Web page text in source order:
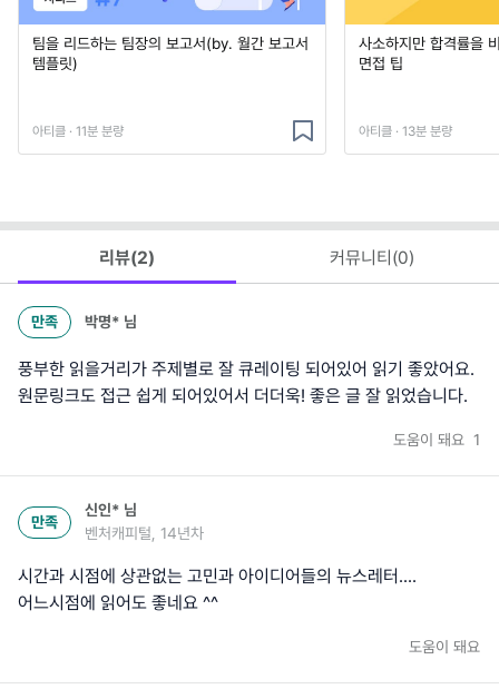
팀을 리드하는 팀장의 보고서(by. 월간 보고서
템플릿)
아티클 · 11분 분량
사소하지만 합격률을
면접 팁
아티클 · 13분 분량
리뷰(2) 커뮤니티(0)
만족 박명* 님
풍부한 읽을거리가 주제별로 잘 큐레이팅 되어있어 읽기 좋았어요.
원문링크도 접근 쉽게 되어있어서 더더욱! 좋은 글 잘 읽었습니다.
도움이 돼요 1
만족
신인* 님
벤처캐피털, 14년차
시간과 시점에 상관없는 고민과 아이디어들의 뉴스레터....
어느시점에 읽어도 좋네요 ^^
도움이 돼요